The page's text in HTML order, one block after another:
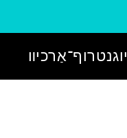
יוגנטרוף־אַרכיװ